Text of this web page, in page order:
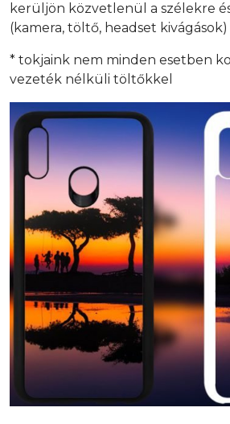
kerüljön közvetlenül a szélekre
(kamera, töltő, headset kivágások)
* tokjaink nem minden esetben
vezeték nélküli töltőkkel